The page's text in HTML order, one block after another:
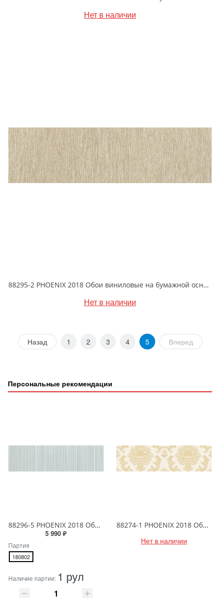
Нет в наличии
88295-2 PHOENIX 2018 Обои виниловые на бумажной основе 1.06*15.6
Нет в наличии
Назад 1 2 3 4 5 Вперед
Персональные рекомендации
88296-5 PHOENIX 2018 Обои виниловые на бумажной основе 1.06*15.6
5 990 ₽
Партия
180802
Наличие партии: 1 рул
88274-1 PHOENIX 2018 Обои виниловые на бумажной основе 1.06*15.6
Нет в наличии